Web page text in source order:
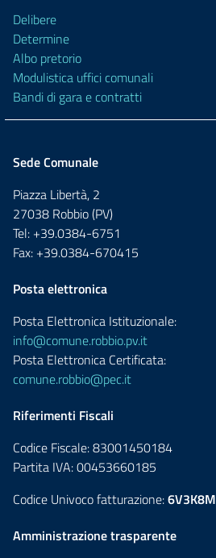
Delibere
Determine
Albo pretorio
Modulistica uffici comunali
Bandi di gara e contratti
Sede Comunale
Piazza Libertà, 2
27038 Robbio (PV)
Tel: +39.0384-6751
Fax: +39.0384-670415
Posta elettronica
Posta Elettronica Istituzionale:
info@comune.robbio.pv.it
Posta Elettronica Certificata:
comune.robbio@pec.it
Riferimenti Fiscali
Codice Fiscale: 83001450184
Partita IVA: 00453660185
Codice Univoco fatturazione:6V3K8M
Amministrazione trasparente